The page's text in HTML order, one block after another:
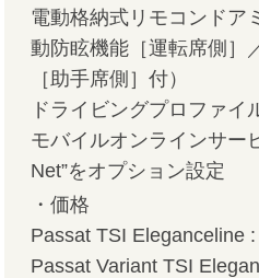
電動格納式リモコンドア
動防眩機能［運転席側］
［助手席側］付）
ドライビングプロファイ
モバイルオンラインサー
Net”をオプション設定
・価格
Passat TSI Eleganceline
Passat Variant TSI